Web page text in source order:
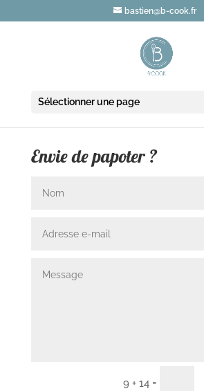
bastien@b-cook.fr
Sélectionner une page
Envie de papoter ?
9 + 14 =